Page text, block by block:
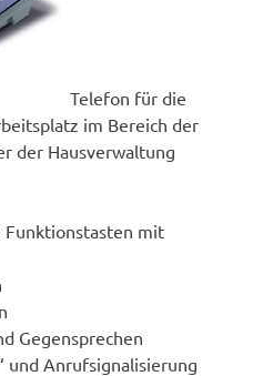
Telefon für die
im Bereich der
der Hausverwaltung
mit
Gegensprechen
und Anrufsignalisierung